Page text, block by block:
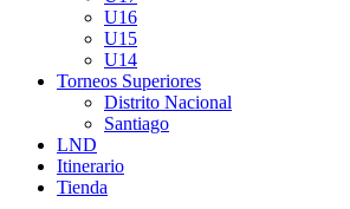
U16
U15
U14
Torneos Superiores
Distrito Nacional
Santiago
LND
Itinerario
Tienda